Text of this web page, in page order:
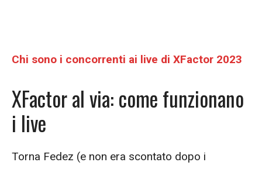
Chi sono i concorrenti ai live di XFactor 2023
XFactor al via: come funzionano
i live
Torna Fedez (e non era scontato dopo i